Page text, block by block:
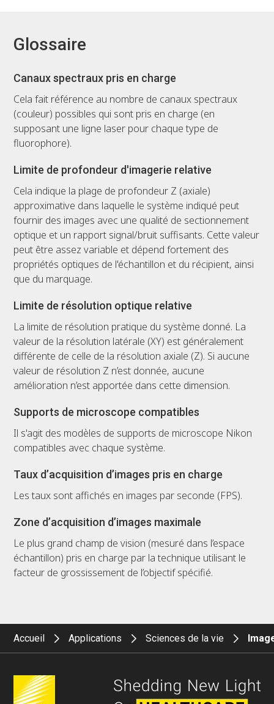
Glossaire
Canaux spectraux pris en charge
Cela fait référence au nombre de canaux spectraux
(couleur) possibles qui sont pris en charge (en
supposant une ligne laser pour chaque type de
fluorophore).
Limite de profondeur d'imagerie relative
Cela indique la plage de profondeur Z (axiale)
approximative dans laquelle le système indiqué peut
fournir des images avec une qualité de sectionnement
optique et un rapport signal/bruit suffisants. Cette valeur
peut être assez variable et dépend fortement des
propriétés optiques de l'échantillon et du récipient, ainsi
que du marquage.
Limite de résolution optique relative
La limite de résolution pratique du système donné. La
valeur de la résolution latérale (XY) est généralement
différente de celle de la résolution axiale (Z). Si aucune
valeur de résolution Z n’est donnée, aucune
amélioration n’est apportée dans cette dimension.
Supports de microscope compatibles
Il s'agit des modèles de supports de microscope Nikon
compatibles avec chaque système.
Taux d’acquisition d’images pris en charge
Les taux sont affichés en images par seconde (FPS).
Zone d’acquisition d’images maximale
Le plus grand champ de vision (mesuré dans l’espace
échantillon) pris en charge par la technique utilisant le
facteur de grossissement de l’objectif spécifié.
Accueil Applications Sciences de la vie